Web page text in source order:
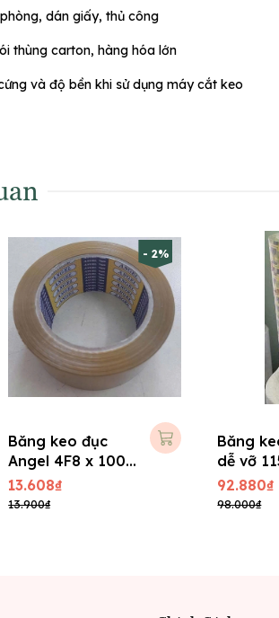
dán giấy, thủ công
thùng carton, hàng hóa lớn
và độ bền khi sử dụng máy cắt keo
- 2%
Băng keo đục
Angel 4F8 x 100Y
dày 50 mic
13.608₫
13.900₫
Băng
dễ vỡ
( Vàng -
92.880₫
98.000₫